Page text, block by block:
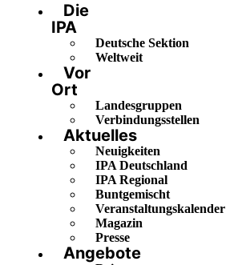
Die
IPA
Deutsche Sektion
Weltweit
Vor
Ort
Landesgruppen
Verbindungsstellen
Aktuelles
Neuigkeiten
IPA Deutschland
IPA Regional
Buntgemischt
Veranstaltungskalender
Magazin
Presse
Angebote